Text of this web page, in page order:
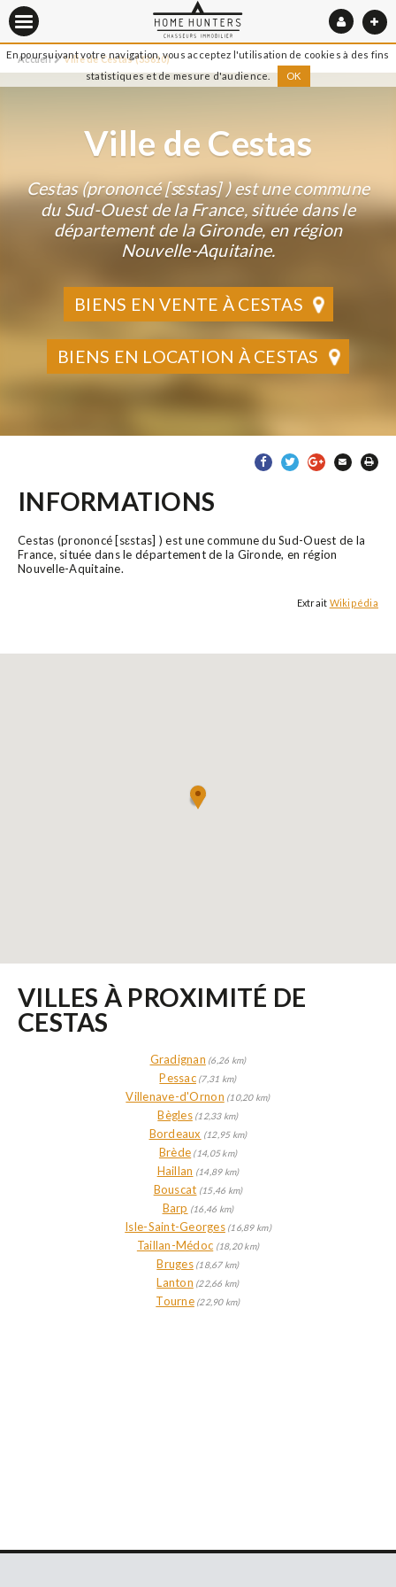
En poursuivant votre navigation, vous acceptez l'utilisation de cookies à des fins
statistiques et de mesure d'audience.
OK
Accueil Ville de Cestas (33610)
Ville de Cestas
Cestas (prononcé [sɛstas] ) est une commune
du Sud-Ouest de la France, située dans le
département de la Gironde, en région
Nouvelle-Aquitaine.
BIENS EN VENTE À CESTAS
BIENS EN LOCATION À CESTAS
INFORMATIONS
Cestas (prononcé [sɛstas] ) est une commune du Sud-Ouest de la
France, située dans le département de la Gironde, en région
Nouvelle-Aquitaine.
Extrait Wikipédia
VILLES À PROXIMITÉ DE
CESTAS
Gradignan (6,26 km)
Pessac(7,31 km)
Villenave-d'Ornon (10,20 km)
Bègles(12,33 km)
Bordeaux (12,95 km)
Brède (14,05 km)
Haillan (14,89 km)
Bouscat (15,46 km)
Barp (16,46 km)
Isle-Saint-Georges(16,89 km)
Taillan-Médoc (18,20 km)
Bruges(18,67 km)
Lanton (22,66 km)
Tourne(22,90 km)